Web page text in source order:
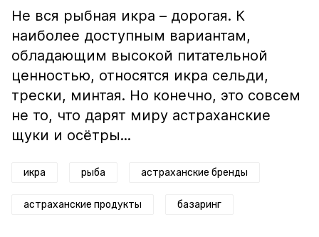
Не вся рыбная икра – дорогая. К
наиболее доступным вариантам,
обладающим высокой питательной
ценностью, относятся икра сельди,
трески, минтая. Но конечно, это совсем
не то, что дарят миру астраханские
щуки и осётры...
икра рыба астраханские бренды
астраханские продукты базаринг